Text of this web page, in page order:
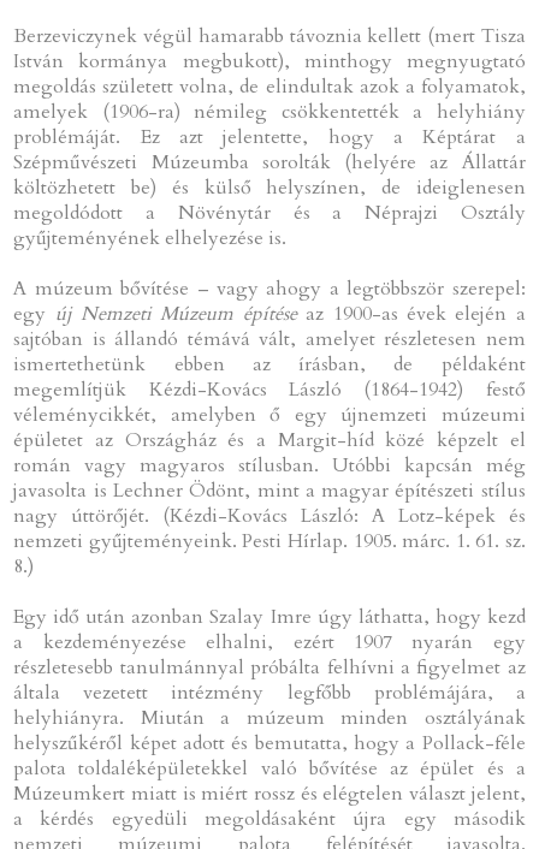
Berzeviczynek végül hamarabb távoznia kellett (mert Tisza
István kormánya megbukott), minthogy megnyugtató
megoldás született volna, de elindultak azok a folyamatok,
amelyek (1906-ra) némileg csökkentették a helyhiány
problémáját. Ez azt jelentette, hogy a Képtárat a
Szépművészeti Múzeumba sorolták (helyére az Állattár
költözhetett be) és külső helyszínen, de ideiglenesen
megoldódott a Növénytár és a Néprajzi Osztály
gyűjteményének elhelyezése is.
A múzeum bővítése – vagy ahogy a legtöbbször szerepel:
egy új Nemzeti Múzeum építéseaz 1900-as évek elején a
sajtóban is állandó témává vált, amelyet részletesen nem
ismertethetünk ebben az írásban, de példaként
megemlítjük Kézdi-Kovács László (1864-1942) festő
véleménycikkét, amelyben ő egy újnemzeti múzeumi
épületet az Országház és a Margit-híd közé képzelt el
román vagy magyaros stílusban. Utóbbi kapcsán még
javasolta is Lechner Ödönt, mint a magyar építészeti stílus
nagy úttörőjét. (Kézdi-Kovács László: A Lotz-képek és
nemzeti gyűjteményeink. Pesti Hírlap. 1905. márc. 1. 61. sz.
8.)
Egy idő után azonban Szalay Imre úgy láthatta, hogy kezd
a kezdeményezése elhalni, ezért 1907 nyarán egy
részletesebb tanulmánnyal próbálta felhívni a figyelmet az
általa vezetett intézmény legfőbb problémájára, a
helyhiányra. Miután a múzeum minden osztályának
helyszűkéről képet adott és bemutatta, hogy a Pollack-féle
palota toldaléképületekkel való bővítése az épület és a
Múzeumkert miatt is miért rossz és elégtelen választ jelent,
a kérdés egyedüli megoldásaként újra egy második